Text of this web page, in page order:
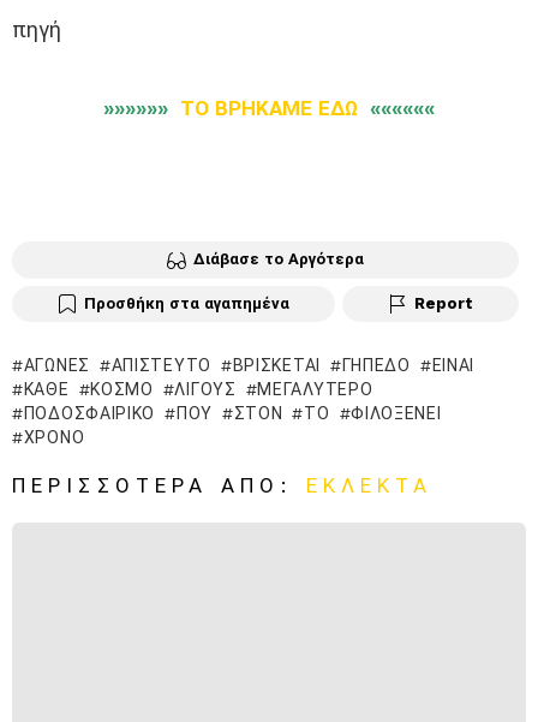
πηγή
»»»»»» ΤΟ ΒΡΗΚΑΜΕ ΕΔΩ ««««««
Διάβασε το Αργότερα
Προσθήκη στα αγαπημένα Report
ΑΓΏΝΕΣ ΑΠΊΣΤΕΥΤΟ ΒΡΊΣΚΕΤΑΙ ΓΉΠΕΔΟ
ΕΊΝΑΙ
ΚΆΘΕ
ΚΌΣΜΟ ΛΊΓΟΥΣ
ΜΕΓΑΛΎΤΕΡΟ
ΠΟΔΟΣΦΑΙΡΙΚΌ
ΠΟΥ ΣΤΟΝ ΤΟ
ΦΙΛΟΞΕΝΕΊ
ΧΡΌΝΟ
ΠΕΡΙΣΣΌΤΕΡΑ ΑΠΌ: ΕΚΛΕΚΤΆ